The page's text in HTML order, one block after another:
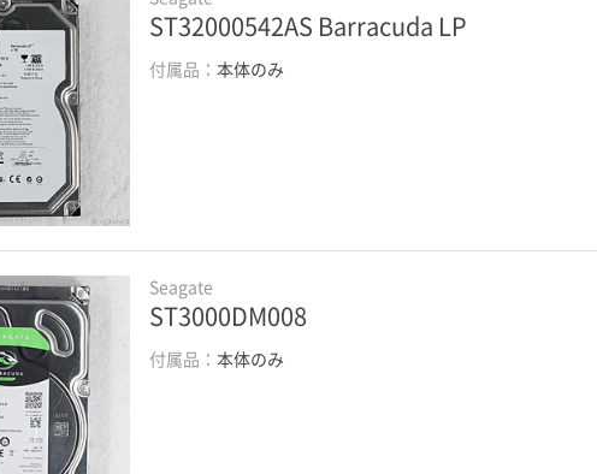
ST32000542AS Barracuda LP
付属品：本体のみ
Seagate
ST3000DM008
付属品：本体のみ